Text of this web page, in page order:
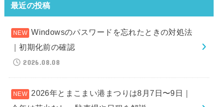
最近の投稿
Windowsのパスワードを忘れたときの対処法
｜初期化前の確認
2026.08.08
2026年とまこまい港まつりは8月7日〜9日｜